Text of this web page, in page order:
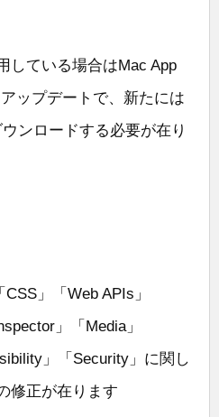
している場合はMac App
ップデートで、新たには
ンロードする必要が在り
」「Web APIs」
」「Media」
」「Security」に関し
修正が在ります